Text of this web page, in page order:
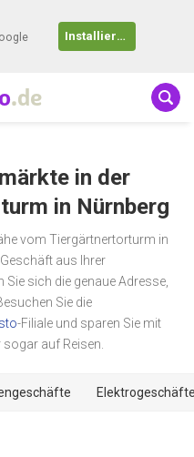
Installieren
.de
in der
in Nürnberg
vom Tiergärtnertorturm in
aus Ihrer
sich die genaue Adresse,
Sie die
-Filiale und sparen Sie mit
auf Reisen.